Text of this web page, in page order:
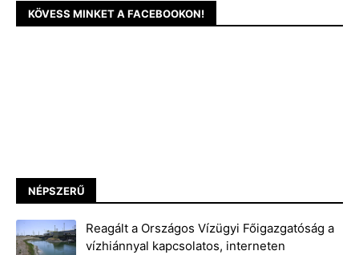
KÖVESS MINKET A FACEBOOKON!
NÉPSZERŰ
Reagált a Országos Vízügyi Főigazgatóság a
vízhiánnyal kapcsolatos, interneten